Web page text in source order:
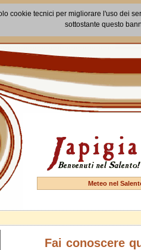
cookie tecnici per migliorare l'uso dei
sottostante questo
Meteo nel
Fai conoscere